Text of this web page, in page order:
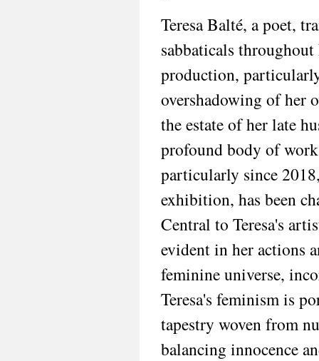
Teresa Balté, a poet,
sabbaticals
production,
overshadowing of her
the estate of her late
profound body of
particularly since
exhibition, has been
Central to Teresa's
evident in her actions
feminine universe,
Teresa's feminism is
tapestry woven from
balancing innocence